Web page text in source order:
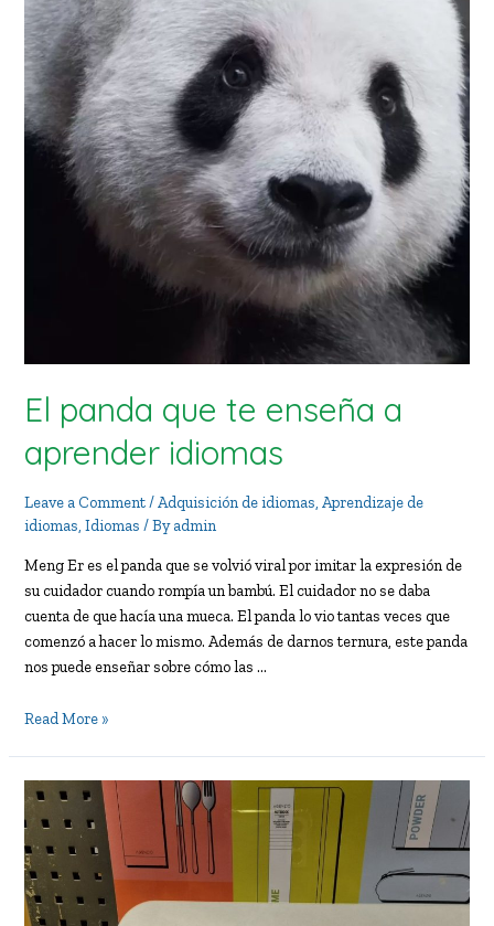
El panda que te enseña a
aprender idiomas
Leave a Comment/Adquisición de idiomas,Aprendizaje de
idiomas,Idiomas / Byadmin
Meng Er es el panda que se volvió viral por imitar la expresión de
su cuidador cuando rompía un bambú. El cuidador no se daba
cuenta de que hacía una mueca. El panda lo vio tantas veces que
comenzó a hacer lo mismo. Además de darnos ternura, este panda
nos puede enseñar sobre cómo las …
El
te
enseña
a
aprender
idiomas
Read More »